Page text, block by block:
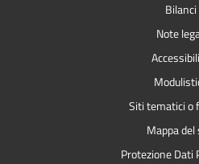
Bilanci
Note
Siti tematici o
Mappa del
Protezione Dati